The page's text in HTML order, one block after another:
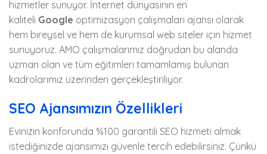
hizmetler sunuyor. İnternet dünyasının en
kaliteli Google optimizasyon çalışmaları ajansı olarak
hem bireysel ve hem de kurumsal web siteler için hizmet
sunuyoruz. AMO çalışmalarımız doğrudan bu alanda
uzman olan ve tüm eğitimleri tamamlamış bulunan
kadrolarımız üzerinden gerçekleştiriliyor.
SEO Ajansımızın Özellikleri
Evinizin konforunda %100 garantili SEO hizmeti almak
istediğinizde ajansımızı güvenle tercih edebilirsiniz. Çünkü